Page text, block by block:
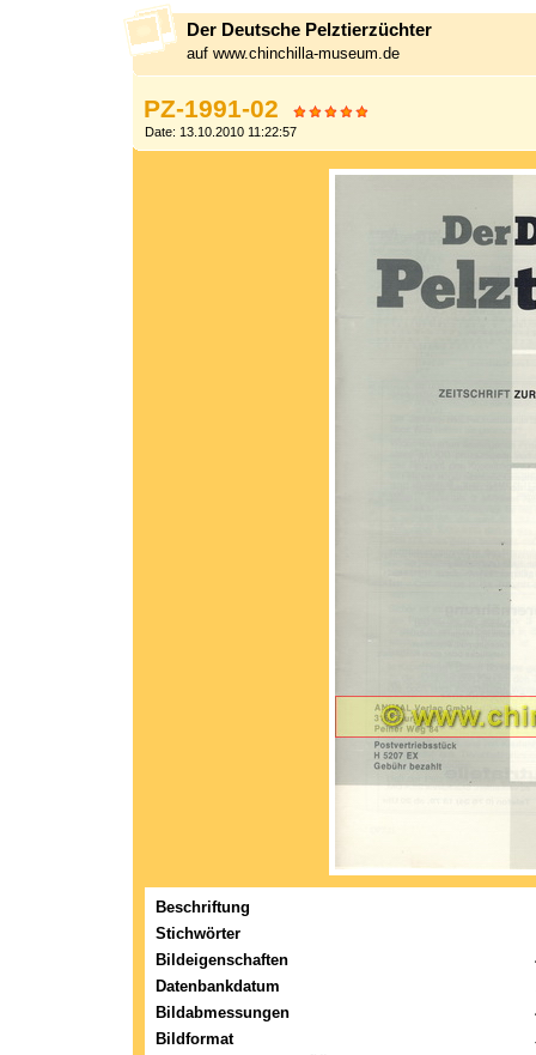
Der Deutsche Pelztierzüchter
auf www.chinchilla-museum.de
PZ-1991-02
Date: 13.10.2010 11:22:57
Beschriftung
Stichwörter
Bildeigenschaften
Datenbankdatum
Bildabmessungen
Bildformat